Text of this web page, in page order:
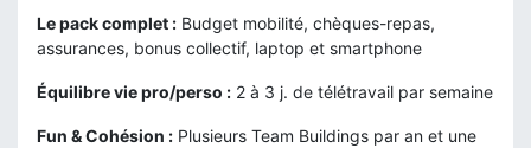
Le pack complet : Budget mobilité, chèques-repas,
assurances, bonus collectif, laptop et smartphone
Équilibre vie pro/perso : 2 à 3 j. de télétravail par semaine
Fun & Cohésion : Plusieurs Team Buildings par an et une